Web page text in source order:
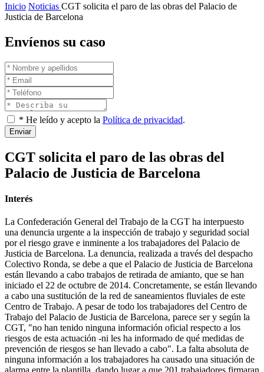
Inicio Noticias CGT solicita el paro de las obras del Palacio de
Justicia de Barcelona
Envíenos su caso
* He leído y acepto la Política de privacidad.
Enviar
CGT solicita el paro de las obras del
Palacio de Justicia de Barcelona
Interés
La Confederación General del Trabajo de la CGT ha interpuesto
una denuncia urgente a la inspección de trabajo y seguridad social
por el riesgo grave e inminente a los trabajadores del Palacio de
Justicia de Barcelona. La denuncia, realizada a través del despacho
Colectivo Ronda, se debe a que el Palacio de Justicia de Barcelona
están llevando a cabo trabajos de retirada de amianto, que se han
iniciado el 22 de octubre de 2014. Concretamente, se están llevando
a cabo una sustitución de la red de saneamientos fluviales de este
Centro de Trabajo. A pesar de todo los trabajadores del Centro de
Trabajo del Palacio de Justicia de Barcelona, parece ser y según la
CGT, "no han tenido ninguna información oficial respecto a los
riesgos de esta actuación -ni les ha informado de qué medidas de
prevención de riesgos se han llevado a cabo". La falta absoluta de
ninguna información a los trabajadores ha causado una situación de